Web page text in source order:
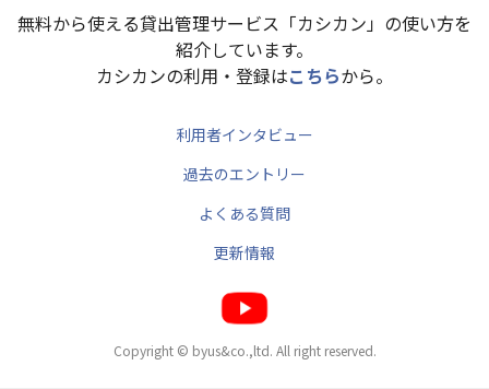
無料から使える貸出管理サービス「カシカン」の使い方を
紹介しています。
カシカンの利用・登録はこちらから。
利用者インタビュー
過去のエントリー
よくある質問
更新情報
Copyright © byus&co.,ltd. All right reserved.